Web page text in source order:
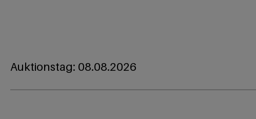
Auktionstag: 08.08.2026